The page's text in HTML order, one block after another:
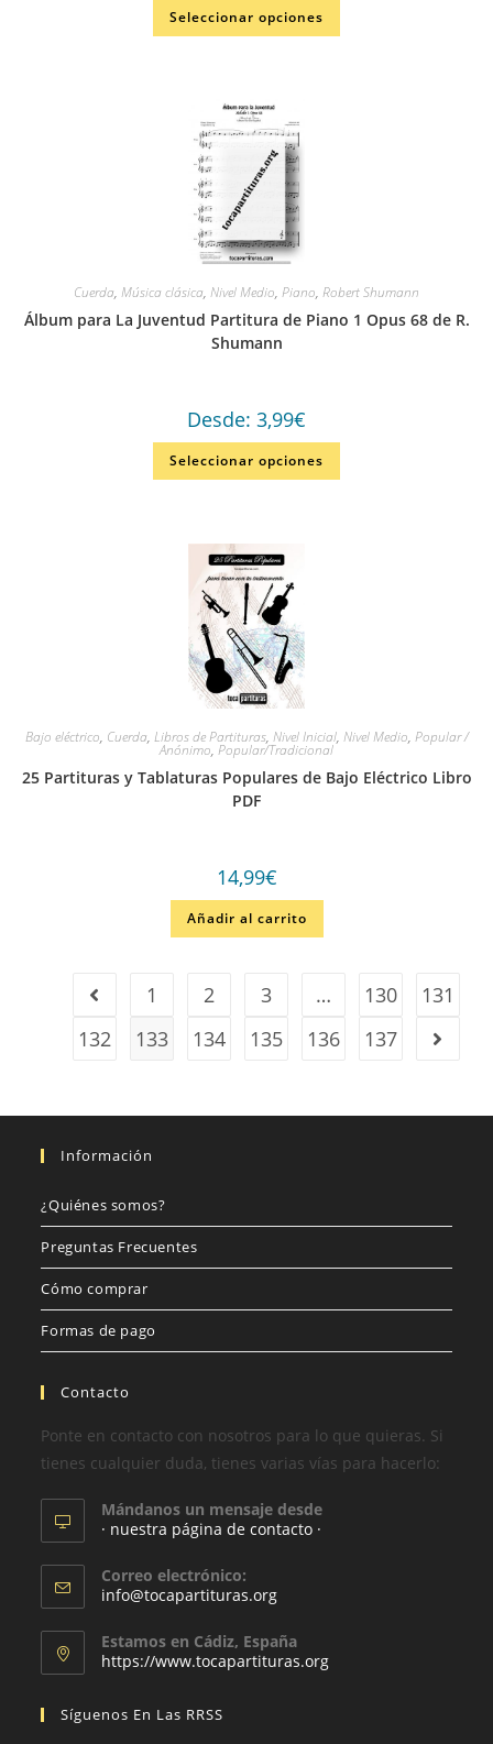
5.00de 5
Seleccionar opciones
Cuerda, Música clásica, Nivel Medio, Piano, Robert Shumann
Álbum para La Juventud Partitura de Piano 1 Opus 68 de R.
Shumann
Desde: 3,99€
Seleccionar opciones
Bajo eléctrico, Cuerda, Libros de Partituras, Nivel Inicial, Nivel Medio, Popular /
Anónimo, Popular/Tradicional
25 Partituras y Tablaturas Populares de Bajo Eléctrico Libro
PDF
14,99€
Añadir al carrito
1 2 3 … 130
131
132
133 134 135 136 137
Información
¿Quiénes somos?
Preguntas Frecuentes
Cómo comprar
Formas de pago
Contacto
Ponte en contacto con nosotros para lo que quieras. Si
tienes cualquier duda, tienes varias vías para hacerlo:
Mándanos un mensaje desde
· nuestra página de contacto ·
Correo electrónico:
info@tocapartituras.org
Estamos en Cádiz, España
https://www.tocapartituras.org
Síguenos En Las RRSS